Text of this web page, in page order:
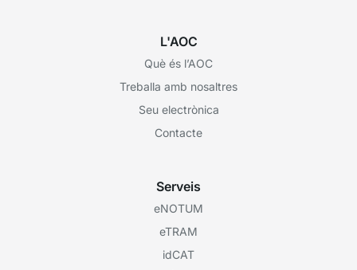
L'AOC
Què és l’AOC
Treballa amb nosaltres
Seu electrònica
Contacte
Serveis
eNOTUM
eTRAM
idCAT